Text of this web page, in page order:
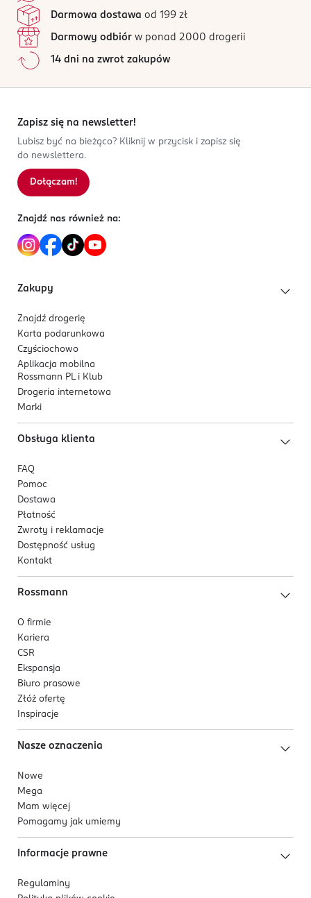
Dla kogo?
Dla mężczyzn, którzy chcą zadbać o:
wygładzenie brody,
nawilżenie oraz odżywienie zarostu i skóry
twarzy.
Działanie produktu
nawilża i odżywia zarost,
pomaga utrzymać pożądany kształt brody,
wspiera stylizację i zapewnia mocniejsze
utrwalenie,
czynnikami zewnętrznymi,
twarzy,
stosowane na brodę zmiękcza włosy i ułatwia
rozczesywanie,
olej kokosowy
zarostu,
wpływem czynników zewnętrznych.
Formuła produktu
Balsam zawiera 100% naturalnych składników.
Przyjemna w aplikacji formuła dobrze rozprowadza się
na brodzie, szybko się wchłania i nie pozostawia
tłustego wykończenia.
Produkt nie obciąża zarostu, zapewnia naturalny efekt
oraz świeży, lekki zapach inspirowany morską bryzą.
Opakowanie
Praktyczne opakowanie w formie metalowej puszki
ułatwia wygodne przechowywanie i aplikację balsamu.
POGOSTEMON CABLIN OIL, PINENE.
Szybowcowa 8A
80-298
Gdańsk
sklep@groomen.pl
Kod EAN
5 906750 227184
Jak działają opinie?
Darmowa dostawa od 199 zł
Darmowy odbiór w ponad 2000 drogerii
14 dni na zwrot zakupów
Zapisz się na newsletter!
Lubisz być na bieżąco? Kliknij w przycisk i zapisz się
do newslettera.
Dołączam!
Znajdź nas również na:
Zakupy
Znajdź drogerię
Karta podarunkowa
Czyściochowo
Aplikacja mobilna
Rossmann PL i Klub
Drogeria internetowa
Marki
Obsługa klienta
FAQ
Pomoc
Dostawa
Płatność
Zwroty i reklamacje
Dostępność usług
Kontakt
Rossmann
O firmie
Kariera
CSR
Ekspansja
Biuro prasowe
Złóż ofertę
Inspiracje
Nasze oznaczenia
Nowe
Mega
Mam więcej
Pomagamy jak umiemy
Informacje prawne
Regulaminy